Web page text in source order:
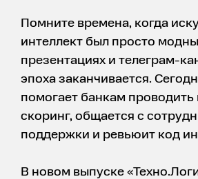
Помните времена, когда
интеллект был просто
презентациях и телеграм-
эпоха заканчивается.
помогает банкам проводить
скоринг, общается с
поддержки и ревьюит код
В новом выпуске